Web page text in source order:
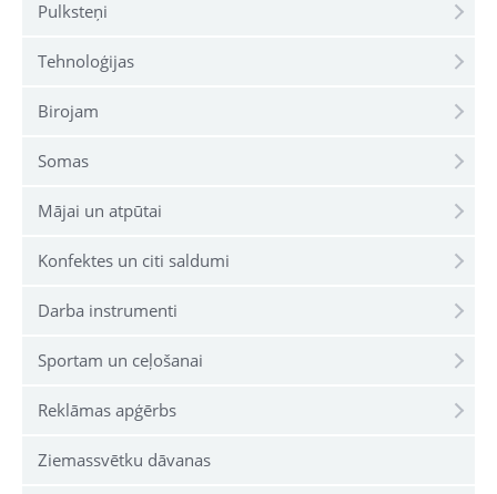
Pulksteņi
Tehnoloģijas
Birojam
Somas
Mājai un atpūtai
Konfektes un citi saldumi
Darba instrumenti
Sportam un ceļošanai
Reklāmas apģērbs
Ziemassvētku dāvanas